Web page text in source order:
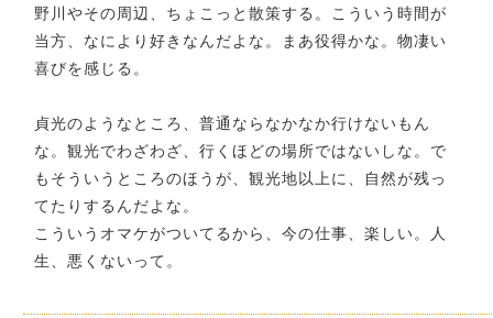
野川やその周辺、ちょこっと散策する。こういう時間が
当方、なにより好きなんだよな。まあ役得かな。物凄い
喜びを感じる。
貞光のようなところ、普通ならなかなか行けないもん
な。観光でわざわざ、行くほどの場所ではないしな。で
もそういうところのほうが、観光地以上に、自然が残っ
てたりするんだよな。
こういうオマケがついてるから、今の仕事、楽しい。人
生、悪くないって。